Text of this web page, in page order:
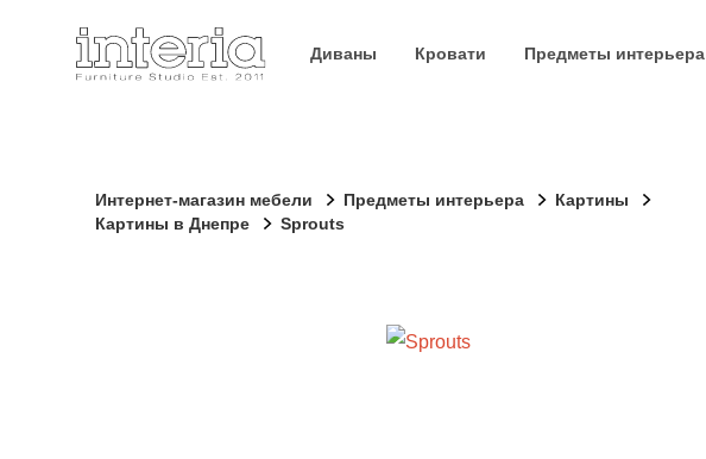
Диваны Кровати Предметы интерьера
Интернет-магазин мебели Предметы интерьера
Картины
Картины в Днепре
Sprouts